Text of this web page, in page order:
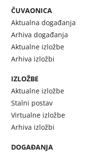
ČUVAONICA
Aktualna događanja
Arhiva događanja
Aktualne izložbe
Arhiva izložbi
IZLOŽBE
Aktualne izložbe
Stalni postav
Virtualne izložbe
Arhiva izložbi
DOGAĐANJA